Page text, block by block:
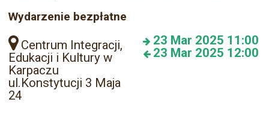
Wydarzenie bezpłatne
Centrum Integracji,
Edukacji i Kultury w
Karpaczu
ul.Konstytucji 3 Maja
24
23 Mar 2025 11:00
23 Mar 2025 12:00